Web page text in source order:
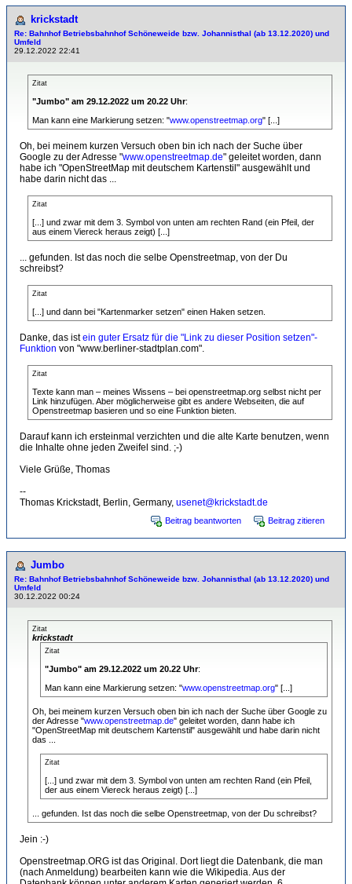
krickstadt
Re: Bahnhof Betriebsbahnhof Schöneweide bzw. Johannisthal (ab 13.12.2020) und
Umfeld
29.12.2022 22:41
Zitat
"Jumbo" am 29.12.2022 um 20.22 Uhr:
Man kann eine Markierung setzen: "www.openstreetmap.org" [...]
Oh, bei meinem kurzen Versuch oben bin ich nach der Suche über
Google zu der Adresse "www.openstreetmap.de" geleitet worden, dann
habe ich "OpenStreetMap mit deutschem Kartenstil" ausgewählt und
habe darin nicht das ...
Zitat
[...] und zwar mit dem 3. Symbol von unten am rechten Rand (ein Pfeil, der
aus einem Viereck heraus zeigt) [...]
... gefunden. Ist das noch die selbe Openstreetmap, von der Du
schreibst?
Zitat
[...] und dann bei "Kartenmarker setzen" einen Haken setzen.
Danke, das istein guter Ersatz für die "Link zu dieser Position setzen"-
Funktion von "www.berliner-stadtplan.com".
Zitat
Texte kann man – meines Wissens – bei openstreetmap.org selbst nicht per
Link hinzufügen. Aber möglicherweise gibt es andere Webseiten, die auf
Openstreetmap basieren und so eine Funktion bieten.
Darauf kann ich ersteinmal verzichten und die alte Karte benutzen, wenn
die Inhalte ohne jeden Zweifel sind. ;-)
Viele Grüße, Thomas
--
Thomas Krickstadt, Berlin, Germany, usenet@krickstadt.de
Beitrag beantworten Beitrag zitieren
Jumbo
Re: Bahnhof Betriebsbahnhof Schöneweide bzw. Johannisthal (ab 13.12.2020) und
Umfeld
30.12.2022 00:24
Zitat
krickstadt
Zitat
"Jumbo" am 29.12.2022 um 20.22 Uhr:
Man kann eine Markierung setzen: "www.openstreetmap.org" [...]
Oh, bei meinem kurzen Versuch oben bin ich nach der Suche über Google zu
der Adresse "www.openstreetmap.de" geleitet worden, dann habe ich
"OpenStreetMap mit deutschem Kartenstil" ausgewählt und habe darin nicht
das ...
Zitat
[...] und zwar mit dem 3. Symbol von unten am rechten Rand (ein Pfeil,
der aus einem Viereck heraus zeigt) [...]
... gefunden. Ist das noch die selbe Openstreetmap, von der Du schreibst?
Jein :-)
Openstreetmap.ORG ist das Original. Dort liegt die Datenbank, die man
(nach Anmeldung) bearbeiten kann wie die Wikipedia. Aus der